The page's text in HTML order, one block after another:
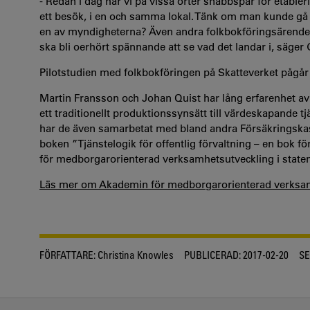
ett besök, i en och samma lokal. Tänk om man kunde
en av myndigheterna? Även andra
ska bli oerhört spännande att se vad det landar i, säger
Pilotstudien med folkbokföringen på Skatteverket
Martin Fransson och Johan Quist har lång erfarenhet
ett traditionellt produktionssynsätt till värdeskapande
har de även samarbetat med bland andra
boken ”Tjänstelogik för offentlig förvaltning – en bok
för medborgarorienterad verksamhetsutveckling i staten
Läs mer om Akademin för medborgarorienterad
FÖRFATTARE: Christina Knowles PUBLICERAD:2017-02-20